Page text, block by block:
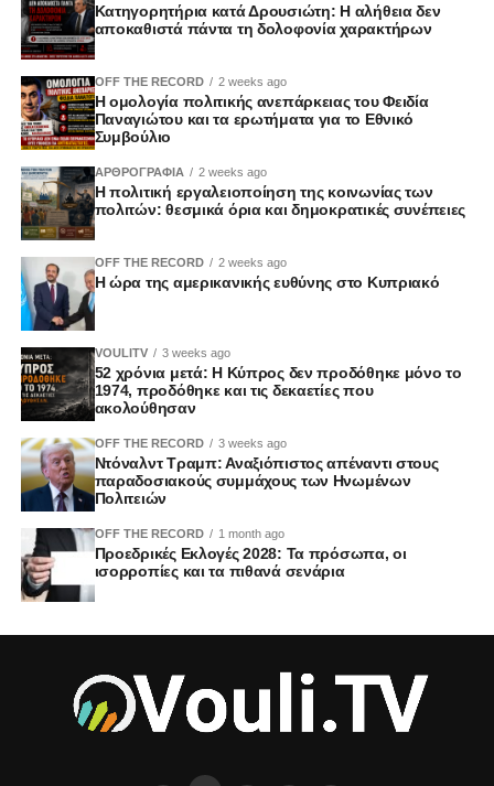
Κατηγορητήρια κατά Δρουσιώτη: Η αλήθεια δεν
αποκαθιστά πάντα τη δολοφονία χαρακτήρων
OFF THE RECORD 2 weeks ago
Η ομολογία πολιτικής ανεπάρκειας του Φειδία
Παναγιώτου και τα ερωτήματα για το Εθνικό
Συμβούλιο
ΑΡΘΡΟΓΡΑΦΙΑ 2 weeks ago
Η πολιτική εργαλειοποίηση της κοινωνίας των
πολιτών: θεσμικά όρια και δημοκρατικές συνέπειες
OFF THE RECORD 2 weeks ago
Η ώρα της αμερικανικής ευθύνης στο Κυπριακό
VOULITV 3 weeks ago
52 χρόνια μετά: Η Κύπρος δεν προδόθηκε μόνο το
1974, προδόθηκε και τις δεκαετίες που
ακολούθησαν
OFF THE RECORD 3 weeks ago
Ντόναλντ Τραμπ: Αναξιόπιστος απέναντι στους
παραδοσιακούς συμμάχους των Ηνωμένων
Πολιτειών
OFF THE RECORD 1 month ago
Προεδρικές Εκλογές 2028: Τα πρόσωπα, οι
ισορροπίες και τα πιθανά σενάρια